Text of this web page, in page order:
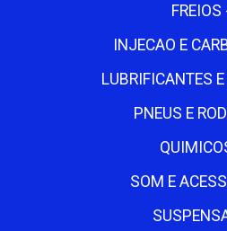
FREIOS
INJECAO E
LUBRIFICANTES
PNEUS E
SOM E